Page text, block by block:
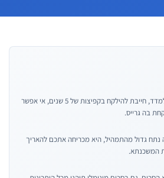
הלוואת הזכאות צמודה למדד, חייבת להילקח בקפיצות של 5 שנים, אי אפשר
בה גרייס.
נתח גדול מהתמהיל, היא מכריחה אתכם להאריך
המשכנתא.